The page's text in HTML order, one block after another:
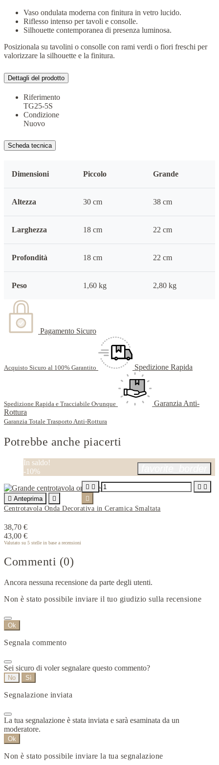
Vaso ondulata moderna con finitura in vetro lucido.
Riflesso intenso per tavoli e consolle.
Silhouette contemporanea di presenza luminosa.
Posizionala su tavolini o consolle con rami verdi o fiori freschi per
valorizzare la silhouette e la finitura.
Dettagli del prodotto
Riferimento
TG25-5S
Condizione
Nuovo
Scheda tecnica
Dimensioni Piccolo Grande
Altezza 30 cm 38 cm
Larghezza 18 cm 22 cm
Profondità 18 cm 22 cm
Peso 1,60 kg 2,80 kg
Pagamento Sicuro
Acquisto Sicuro al 100% Garantito Spedizione Rapida
Spedizione Rapida e Tracciabile Ovunque
Garanzia Anti-
Rottura
Garanzia Totale Trasporto Anti-Rottura
Potrebbe anche piacerti
In saldo!
-10%
 Anteprima

Centrotavola Onda Decorativa in Ceramica Smaltata
38,70 €
43,00 €
Valutato su 5 stelle in base a recensioni
   

Commenti (0)
Ancora nessuna recensione da parte degli utenti.
Non è stato possibile inviare il tuo giudizio sulla recensione
Ok
Segnala commento
Sei sicuro di voler segnalare questo commento?
No Sì
Segnalazione inviata
La tua segnalazione è stata inviata e sarà esaminata da un
moderatore.
Ok
Non è stato possibile inviare la tua segnalazione